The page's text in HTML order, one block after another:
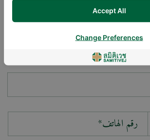
Accept All
Change Preferences